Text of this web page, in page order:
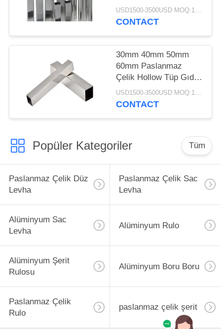
Pratik Yüksek ParlaklıkUSD1500-3500USD MOQ:1 TON
CONTACT
30mm 40mm 50mm
60mm Paslanmaz
Çelik Hollow Tüp Gıda
Sınıfı Dubleks
USD1500-3500USD MOQ:1 TON
CONTACT
Popüler Kategoriler Tüm
Paslanmaz Çelik Düz
Levha
Paslanmaz Çelik Sac
Levha
Alüminyum Sac
Levha
Alüminyum Rulo
Alüminyum Şerit
Rulosu
Alüminyum Boru Boru
Paslanmaz Çelik
Rulo
paslanmaz çelik şerit